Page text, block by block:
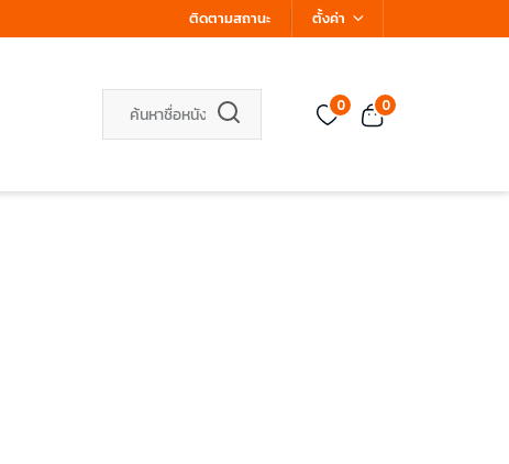
ติดตามสถานะ ตั้งค่า
0 0